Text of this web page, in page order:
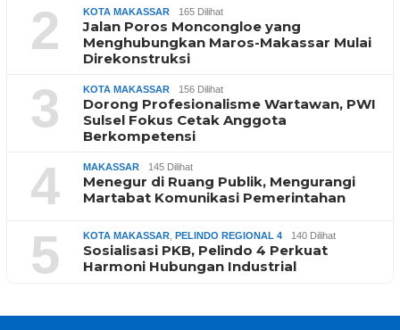
2 KOTA MAKASSAR 165 Dilihat
Jalan Poros Moncongloe yang
Menghubungkan Maros-Makassar Mulai
Direkonstruksi
3 KOTA MAKASSAR 156 Dilihat
Dorong Profesionalisme Wartawan, PWI
Sulsel Fokus Cetak Anggota
Berkompetensi
4 MAKASSAR 145 Dilihat
Menegur di Ruang Publik, Mengurangi
Martabat Komunikasi Pemerintahan
5 KOTA MAKASSAR, PELINDO REGIONAL 4 140 Dilihat
Sosialisasi PKB, Pelindo 4 Perkuat
Harmoni Hubungan Industrial